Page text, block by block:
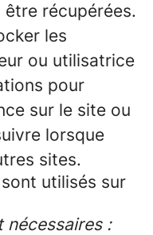
récupérées.
les
ou utilisatrice
pour
sur le site ou
lorsque
sites.
utilisés sur
nécessaires :